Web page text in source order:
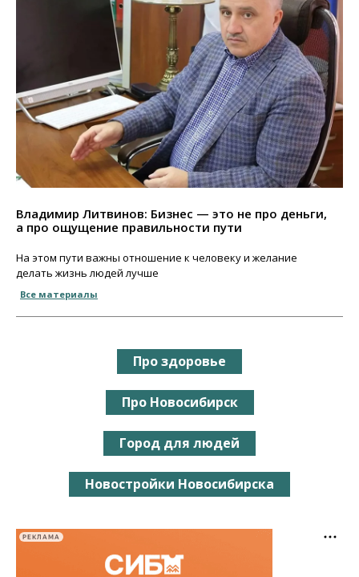
Владимир Литвинов: Бизнес — это не про деньги,
а про ощущение правильности пути
На этом пути важны отношение к человеку и желание
делать жизнь людей лучше
Все материалы
Про здоровье
Про Новосибирск
Город для людей
Новостройки Новосибирска
РЕКЛАМА